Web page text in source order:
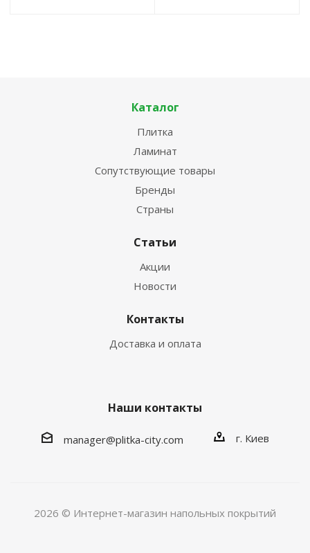
Каталог
Плитка
Ламинат
Сопутствующие товары
Бренды
Страны
Статьи
Акции
Новости
Контакты
Доставка и оплата
Наши контакты
manager@plitka-city.com г. Киев
2026 © Интернет-магазин напольных покрытий